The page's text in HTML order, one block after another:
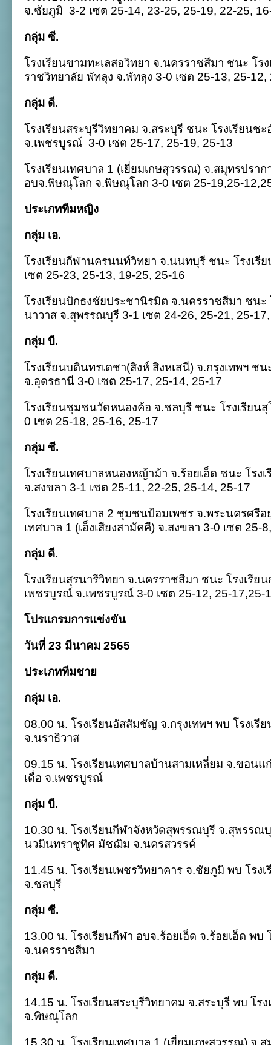
จ.ชัยภูมิ 3-2 เซต 25-14, 23-25, 25-19, 22-25,
กลุ่ม ซี.
โรงเรียนขามทะเลสอวิทยา จ.นครราชสีมา ชนะ โ
ราชวิทยาลัย พัทลุง จ.พัทลุง 3-0 เซต 25-13, 25-
กลุ่ม ดี.
โรงเรียนสระบุรีวิทยาคม จ.สระบุรี ชนะ โรงเรียนช
จ.เพชรบูรณ์ 3-0 เซต 25-17, 25-19, 25-13
โรงเรียนเทศบาล 1 (เยี่ยมเกษสุวรรณ) จ.สมุทรปรา
อบจ.พิษณุโลก จ.พิษณุโลก 3-0 เซต 25-19,25-
ประเภททีมหญิง
กลุ่ม เอ.
โรงเรียนกีฬานครนนท์วิทยา จ.นนทบุรี ชนะ โรงเรี
เซต 25-23, 25-13, 19-25, 25-16
โรงเรียนปักธงชัยประชานิรมิต จ.นครราชสีมา ชนะ
นาวาส จ.สุพรรณบุรี 3-1 เซต 24-26, 25-21, 25-
กลุ่ม บี.
โรงเรียนบดินทรเดชา(สิงห์ สิงหเสนี) จ.กรุงเทพฯ ช
จ.อุดรธานี 3-0 เซต 25-17, 25-14, 25-17
โรงเรียนชุมชนวัดหนองค้อ จ.ชลบุรี ชนะ โรงเรียน
0 เซต 25-18, 25-16, 25-17
กลุ่ม ซี.
โรงเรียนเทศบาลหนองหญ้าม้า จ.ร้อยเอ็ด ชนะ โรง
จ.สงขลา 3-1 เซต 25-11, 22-25, 25-14, 25-17
โรงเรียนเทศบาล 2 ชุมชนป้อมเพชร จ.พระนครศรีอ
เทศบาล 1 (เอ็งเสียงสามัคคี) จ.สงขลา 3-0 เซต 25-
กลุ่ม ดี.
โรงเรียนสุรนารีวิทยา จ.นครราชสีมา ชนะ โรงเรีย
เพชรบูรณ์ จ.เพชรบูรณ์ 3-0 เซต 25-12, 25-17,25-
โปรแกรมการแข่งขัน
วันที่ 23 มีนาคม 2565
ประเภททีมชาย
กลุ่ม เอ.
08.00 น. โรงเรียนอัสสัมชัญ จ.กรุงเทพฯ พบ โรงเรี
จ.นราธิวาส
09.15 น. โรงเรียนเทศบาลบ้านสามเหลี่ยม จ.ขอน
เดื่อ จ.เพชรบูรณ์
กลุ่ม บี.
10.30 น. โรงเรียนกีฬาจังหวัดสุพรรณบุรี จ.สุพรรณ
นวมินทราชูทิศ มัชฌิม จ.นครสวรรค์
11.45 น. โรงเรียนเพชรวิทยาคาร จ.ชัยภูมิ พบ โรง
จ.ชลบุรี
กลุ่ม ซี.
13.00 น. โรงเรียนกีฬา อบจ.ร้อยเอ็ด จ.ร้อยเอ็ด พบ
จ.นครราชสีมา
กลุ่ม ดี.
14.15 น. โรงเรียนสระบุรีวิทยาคม จ.สระบุรี พบ โร
จ.พิษณุโลก
15.30 น. โรงเรียนเทศบาล 1 (เยี่ยมเกษสุวรรณ) จ.